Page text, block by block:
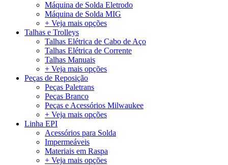
Máquina de Solda Eletrodo
Máquina de Solda MIG
+ Veja mais opções
Talhas e Trolleys
Talhas Elétrica de Cabo de Aço
Talhas Elétrica de Corrente
Talhas Manuais
+ Veja mais opções
Peças de Reposição
Peças Paletrans
Peças Branco
Peças e Acessórios Milwaukee
+ Veja mais opções
Linha EPI
Acessórios para Solda
Impermeáveis
Materiais em Raspa
+ Veja mais opções